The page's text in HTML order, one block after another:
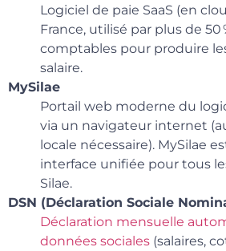
Logiciel de paie SaaS (en
France, utilisé par plus de 50
comptables pour produire
salaire.
MySilae
Portail web moderne du
via un navigateur internet
locale nécessaire). MySilae
interface unifiée pour tous
Silae.
DSN (Déclaration Sociale
Déclaration mensuelle
données sociales (salaires,